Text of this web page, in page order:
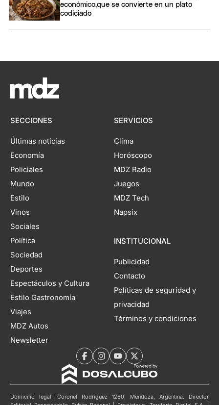
económico,que se convierte en un plato
codiciado
SECCIONES
Últimas noticias
Economía
Policiales
Mundo
Estilo
Vinos
Sociales
Política
Sociedad
Deportes
Espectáculos y Cultura
Estilo Gastronomía
Viajes
MDZ Autos
Newsletter
SERVICIOS
Clima
Horóscopo
MDZ Radio
Juegos
MDZ Tech
Napsix
INSTITUCIONAL
Publicidad
Contacto
Políticas de seguridad y
privacidad
Términos y condiciones
Domicilio legal: Coronel Rodríguez 1260, Mendoza, Argentina. Director